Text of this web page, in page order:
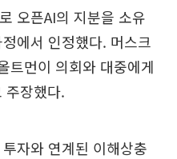
오픈AI의 지분을 소유
에서 인정했다. 머스크
트먼이 의회와 대중에게
주장했다.
자와 연계된 이해상충